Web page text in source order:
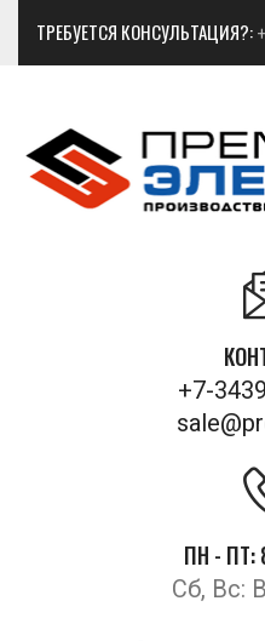
ТРЕБУЕТСЯ КОНСУЛЬТАЦИЯ?:
+7-
ПН - ПТ:
Сб, Вс: